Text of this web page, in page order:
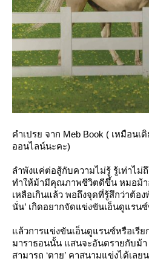
คำเปรย จาก Meb Book ( เหมือน
ออนไลน์นะคะ)
ลำพังแค่ต่อสู้กับความไม่รู้ รู้เท่าไม่
ทำให้ม้ามีคุณภาพชีวิตดีขึ้น หมอม้
เหลือเกินแล้ว พอถึงจุดที่รู้สึกว่าต้อ
นั่น’ เกิดอยากจัดแข่งขันเอ็นดูแรน
ล้วการแข่งขันเอ็นดูแรนซ์หรือเรีย
มาราธอนนั้น แสนจะอันตรายกับม้
สามารถ ‘ตาย’ คาสนามแข่งได้เลย